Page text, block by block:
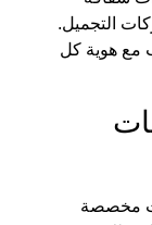
التجميل.
مع هوية كل
مخصصة